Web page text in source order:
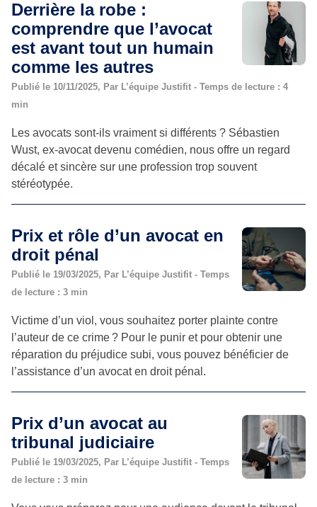
Derrière la robe :
comprendre que l’avocat
est avant tout un humain
comme les autres
Publié le 10/11/2025, Par L’équipe Justifit - Temps de lecture : 4
min
Les avocats sont-ils vraiment si différents ? Sébastien
Wust, ex-avocat devenu comédien, nous offre un regard
décalé et sincère sur une profession trop souvent
stéréotypée.
Prix et rôle d’un avocat en
droit pénal
Publié le 19/03/2025, Par L’équipe Justifit - Temps
de lecture : 3 min
Victime d’un viol, vous souhaitez porter plainte contre
l’auteur de ce crime ? Pour le punir et pour obtenir une
réparation du préjudice subi, vous pouvez bénéficier de
l’assistance d’un avocat en droit pénal.
Prix d’un avocat au
tribunal judiciaire
Publié le 19/03/2025, Par L’équipe Justifit - Temps
de lecture : 3 min